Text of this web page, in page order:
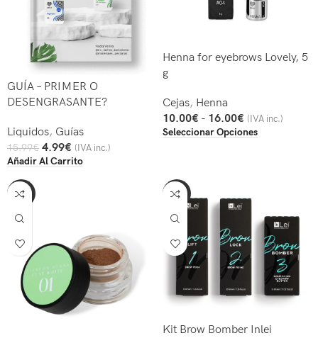
GUÍA – PRIMER O
DESENGRASANTE?
Liquidos, Guías
15.99€ 4.99€ (IVA inc.)
Añadir Al Carrito
Henna for eyebrows Lovely, 5
g
Cejas, Henna
10.00€ - 16.00€ (IVA inc.)
Seleccionar Opciones
-50% -11%
Kit Brow Bomber Inlei